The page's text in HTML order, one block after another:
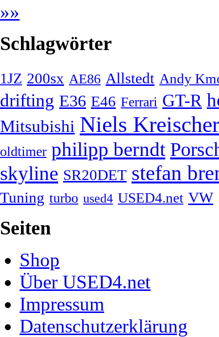
»»
Schlagwörter
1JZ 200sx AE86 Allstedt Andy
drifting E36 E46 Ferrari GT-R
Mitsubishi Niels Kreischer
oldtimer philipp berndt
skyline SR20DET stefan
Tuning turbo used4 USED4.net VW
Seiten
Shop
Über USED4.net
Impressum
Datenschutzerklärung